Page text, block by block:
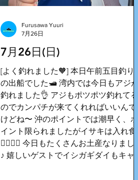
7月26日(日)
[よく釣れました🧡] 本日午前五目釣りで
の出船でした🛥️ 湾内では今日もアジが
釣れました👌 アジもポツポツ釣れてる
のでカンパチが来てくれればいいんで
けどね〜 沖のポイントでは潮早く、ポ
イント限られましたがイサキは入れ食
❤️‍🔥❤️‍🔥 今日もたくさんお土産なりました
♪ 嬉しいゲストでイシガギダイもキャッ
Furusawa Yuuri
7月26日